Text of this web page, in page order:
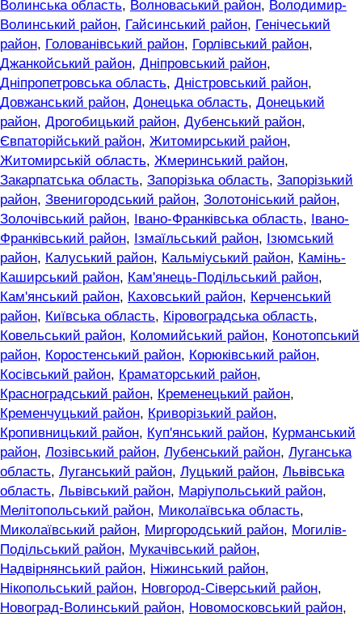
Волинська область, Волноваський район, Володимир-
Волинський район, Гайсинський район, Генічеський
район, Голованівський район, Горлівський район,
Джанкойський район, Дніпровський район,
Дніпропетровська область, Дністровський район,
Довжанський район, Донецька область, Донецький
район, Дрогобицький район, Дубенський район,
Євпаторійський район, Житомирський район,
Житомирській область, Жмеринський район,
Закарпатська область, Запорізька область, Запорізький
район, Звенигородський район, Золотоніський район,
Золочівський район, Івано-Франківська область,
Івано-
Франківський район, Ізмаїльський район, Ізюмський
район, Калуський район, Кальміуський район, Камінь-
Каширський район, Кам'янець-Подільський район,
Кам'янський район, Каховський район, Керченський
район, Київська область, Кіровоградська область,
Ковельський район, Коломийський район, Конотопський
район, Коростенський район, Корюківський район,
Косівський район, Краматорський район,
Красноградський район, Кременецький район,
Кременчуцький район, Криворізький район,
Кропивницький район, Куп'янський район, Курманський
район, Лозівський район, Лубенський район, Луганська
область, Луганський район, Луцький район, Львівська
область, Львівський район, Маріупольський район,
Мелітопольський район, Миколаївська область,
Миколаївський район, Миргородський район, Могилів-
Подільський район, Мукачівський район,
Надвірнянський район, Ніжинський район,
Нікопольський район, Новгород-Сіверський район,
Новоград-Волинський район, Новомосковський район,